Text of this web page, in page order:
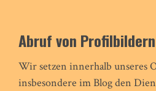
Abruf von
Wir setzen innerhalb unseres
insbesondere im Blog den